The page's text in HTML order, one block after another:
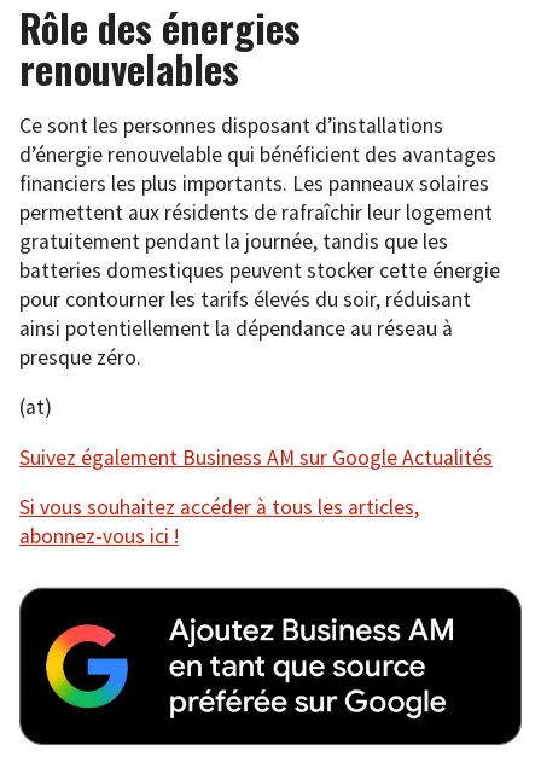
Rôle des énergies
renouvelables
Ce sont les personnes disposant d’installations
d’énergie renouvelable qui bénéficient des avantages
financiers les plus importants. Les panneaux solaires
permettent aux résidents de rafraîchir leur logement
gratuitement pendant la journée, tandis que les
batteries domestiques peuvent stocker cette énergie
pour contourner les tarifs élevés du soir, réduisant
ainsi potentiellement la dépendance au réseau à
presque zéro.
(at)
Suivez également Business AM sur Google Actualités
Si vous souhaitez accéder à tous les articles,
abonnez-vous ici !